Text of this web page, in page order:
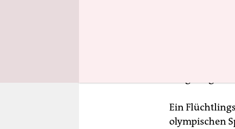
weichen, bis
wenn es gilt,
japanischen
Ein
olympischen